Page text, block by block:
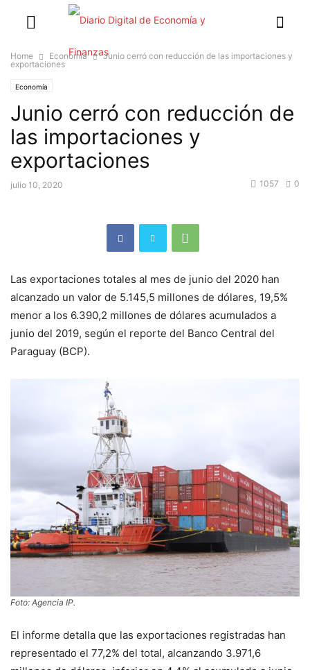
Home Economía
Junio cerró con reducción de las importaciones y
exportaciones
Economía
Junio cerró con reducción de
las importaciones y
exportaciones
julio 10, 2020 0
1057
Las exportaciones totales al mes de junio del 2020 han
alcanzado un valor de 5.145,5 millones de dólares, 19,5%
menor a los 6.390,2 millones de dólares acumulados a
junio del 2019, según el reporte del Banco Central del
Paraguay (BCP).
Foto: Agencia IP.
El informe detalla que las exportaciones registradas han
representado el 77,2% del total, alcanzando 3.971,6